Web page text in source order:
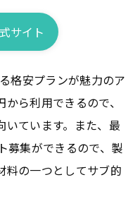
サイト
格安プランが魅力のア
ら利用できるので、
いています。また、最
募集ができるので、製
料の一つとしてサブ的